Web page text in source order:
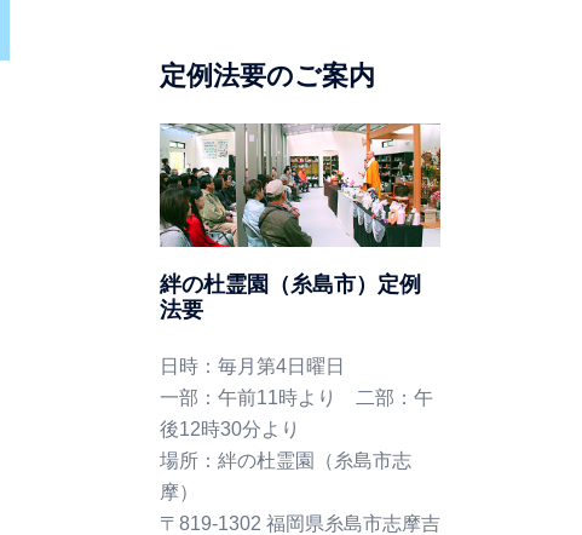
定例法要のご案内
絆の杜霊園（糸島市）定例
法要
日時：毎月第4日曜日
一部：午前11時より 二部：午
後12時30分より
場所：絆の杜霊園（糸島市志
摩）
〒819-1302 福岡県糸島市志摩吉